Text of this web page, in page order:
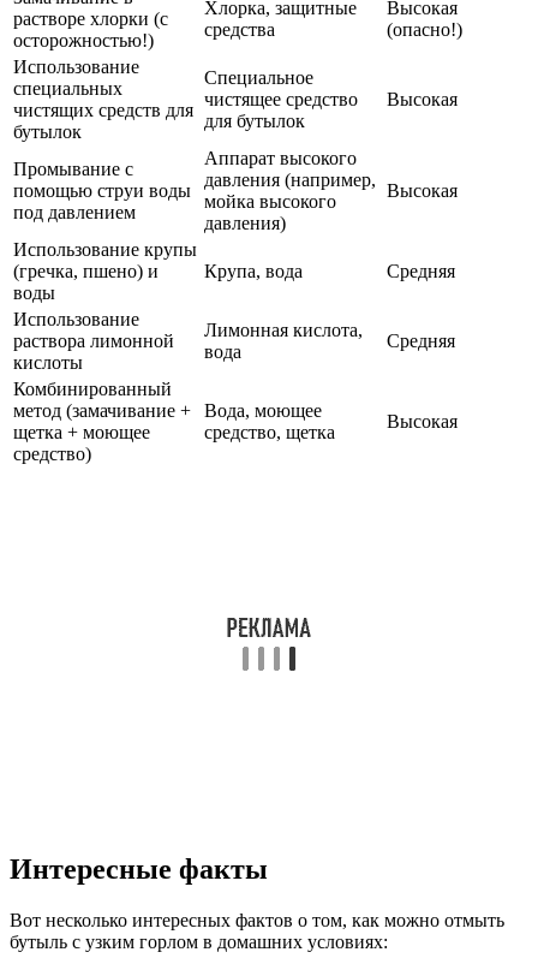
растворе хлорки (с
осторожностью!)
Хлорка, защитные
средства
Высокая
(опасно!)
Использование
специальных
чистящих средств для
бутылок
Специальное
чистящее средство
для бутылок
Высокая
Промывание с
помощью струи воды
под давлением
Аппарат высокого
давления (например,
мойка высокого
давления)
Высокая
Использование крупы
(гречка, пшено) и
воды
Крупа, вода Средняя
Использование
раствора лимонной
кислоты
Лимонная кислота,
вода
Средняя
Комбинированный
метод (замачивание +
щетка + моющее
средство)
Вода, моющее
средство, щетка
Высокая
Интересные факты
Вот несколько интересных фактов о том, как можно отмыть
бутыль с узким горлом в домашних условиях: